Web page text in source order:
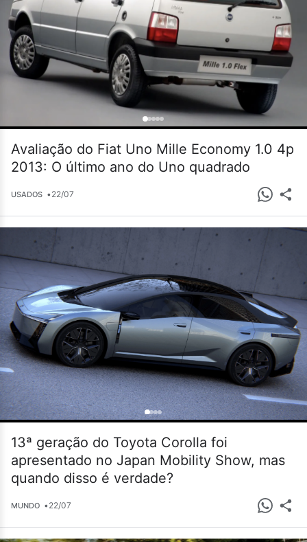
Avaliação do Fiat Uno Mille Economy 1.0 4p
2013: O último ano do Uno quadrado
USADOS •22/07
13ª geração do Toyota Corolla foi
apresentado no Japan Mobility Show, mas
quando disso é verdade?
MUNDO •22/07